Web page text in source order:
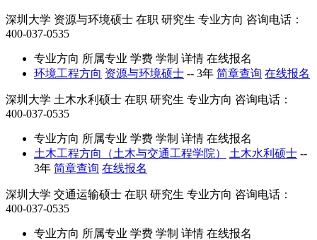
深圳大学 资源与环境硕士 在职 研究生 专业方向 咨询电话：
400-037-0535
专业方向 所属专业 学费 学制 详情 在线报名
环境工程方向 资源与环境硕士 -- 3年 简章查询 在线报名
深圳大学 土木水利硕士 在职 研究生 专业方向 咨询电话：
400-037-0535
专业方向 所属专业 学费 学制 详情 在线报名
土木工程方向（土木与交通工程学院）
土木水利硕士 --
3年 简章查询 在线报名
深圳大学 交通运输硕士 在职 研究生 专业方向 咨询电话：
400-037-0535
专业方向 所属专业 学费 学制 详情 在线报名